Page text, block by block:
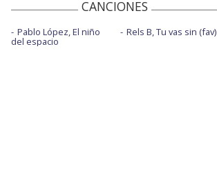
CANCIONES
Pablo López, El niño
del espacio
Rels B, Tu vas sin (fav)